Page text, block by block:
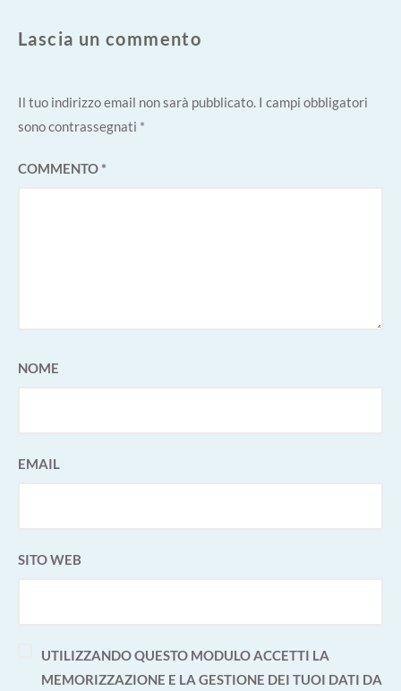
Lascia un commento
Il tuo indirizzo email non sarà pubblicato. I campi obbligatori
sono contrassegnati *
COMMENTO*
NOME
EMAIL
SITO WEB
UTILIZZANDO QUESTO MODULO ACCETTI LA
MEMORIZZAZIONE E LA GESTIONE DEI TUOI DATI DA